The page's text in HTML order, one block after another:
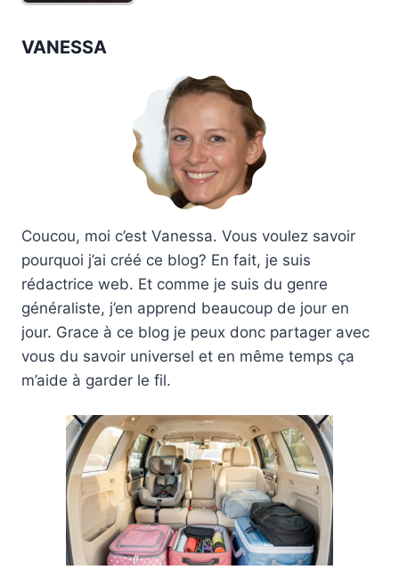
VANESSA
Coucou, moi c’est Vanessa. Vous voulez savoir
pourquoi j’ai créé ce blog? En fait, je suis
rédactrice web. Et comme je suis du genre
généraliste, j’en apprend beaucoup de jour en
jour. Grace à ce blog je peux donc partager avec
vous du savoir universel et en même temps ça
m’aide à garder le fil.